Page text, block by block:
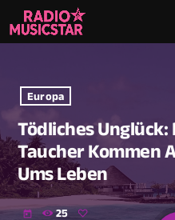
Europa
Tödliches
Taucher Kommen
Ums Leben
today 25